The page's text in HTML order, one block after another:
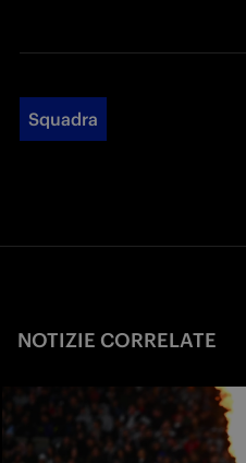
Squadra
NOTIZIE CORRELATE